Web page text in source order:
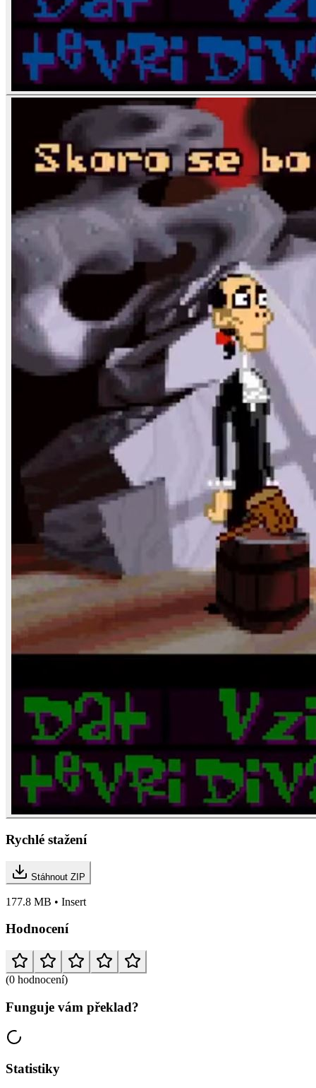
Rychlé stažení
Stáhnout ZIP
177.8 MB • Insert
Hodnocení
(0 hodnocení)
Funguje vám překlad?
Statistiky